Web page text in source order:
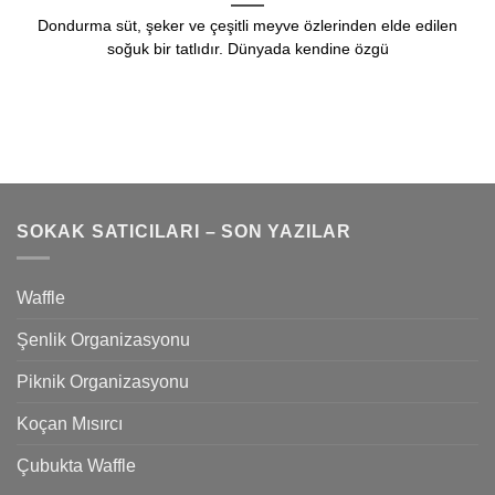
Dondurma süt, şeker ve çeşitli meyve özlerinden elde edilen
soğuk bir tatlıdır. Dünyada kendine özgü
SOKAK SATICILARI – SON YAZILAR
Waffle
Şenlik Organizasyonu
Piknik Organizasyonu
Koçan Mısırcı
Çubukta Waffle